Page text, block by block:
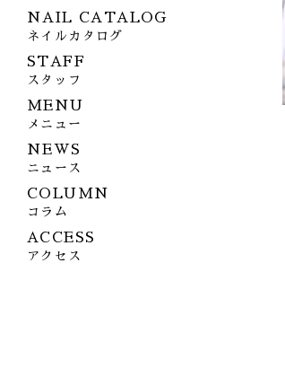
NAIL CATALOG
ネイルカタログ
STAFF
スタッフ
MENU
メニュー
NEWS
ニュース
COLUMN
コラム
ACCESS
アクセス